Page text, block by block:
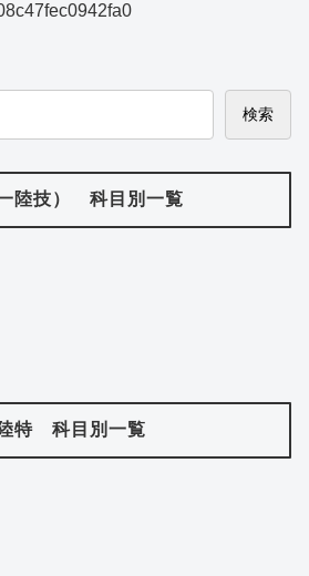
検索
陸技） 科目別一覧
特 科目別一覧